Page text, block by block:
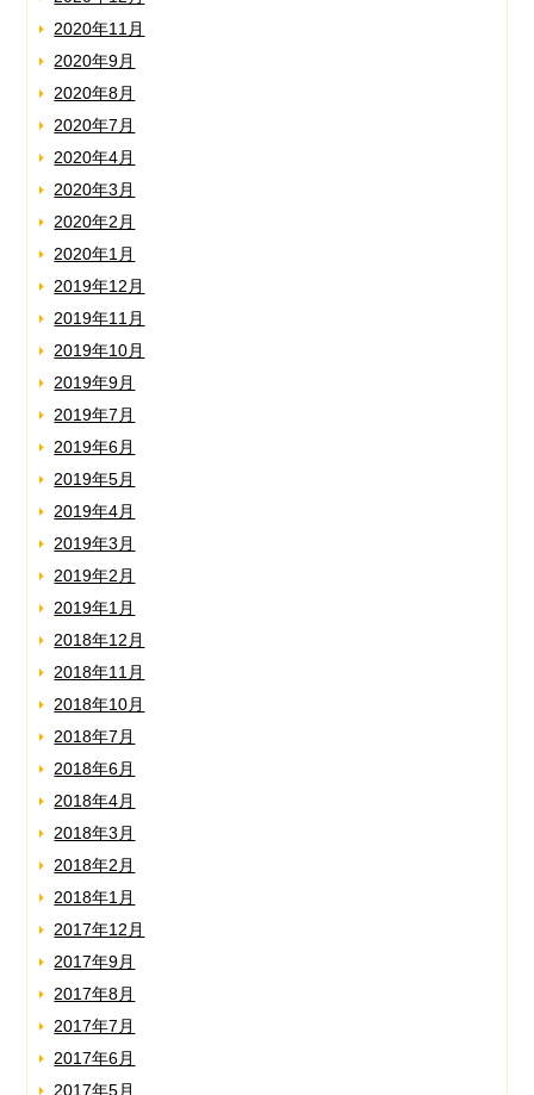
2020年11月
2020年9月
2020年8月
2020年7月
2020年4月
2020年3月
2020年2月
2020年1月
2019年12月
2019年11月
2019年10月
2019年9月
2019年7月
2019年6月
2019年5月
2019年4月
2019年3月
2019年2月
2019年1月
2018年12月
2018年11月
2018年10月
2018年7月
2018年6月
2018年4月
2018年3月
2018年2月
2018年1月
2017年12月
2017年9月
2017年8月
2017年7月
2017年6月
2017年5月